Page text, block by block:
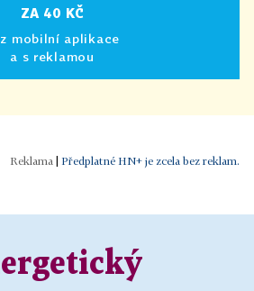
ZA 40 KČ
mobilní aplikace
a s reklamou
| Předplatné HN+ je zcela bez reklam.